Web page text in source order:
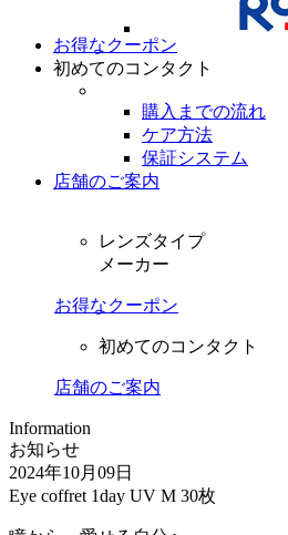
お得なクーポン
初めてのコンタクト
購入までの流れ
ケア方法
保証システム
店舗のご案内
レンズタイプ
メーカー
お得なクーポン
初めてのコンタクト
店舗のご案内
Information
お知らせ
2024年10月09日
Eye coffret 1day UV M 30枚